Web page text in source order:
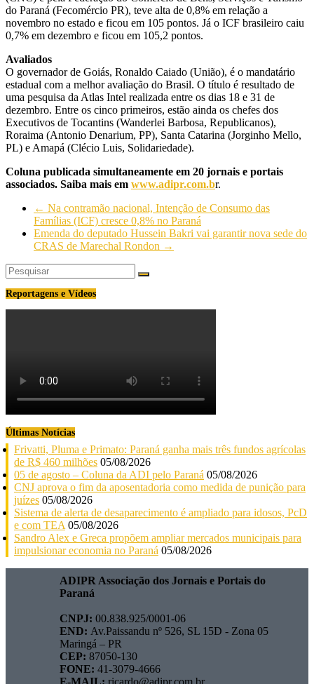
do Paraná (Fecomércio PR), teve alta de 0,8% em relação a
novembro no estado e ficou em 105 pontos. Já o ICF brasileiro caiu
0,7% em dezembro e ficou em 105,2 pontos.
Avaliados
O governador de Goiás, Ronaldo Caiado (União), é o mandatário
estadual com a melhor avaliação do Brasil. O título é resultado de
uma pesquisa da Atlas Intel realizada entre os dias 18 e 31 de
dezembro. Entre os cinco primeiros, estão ainda os chefes dos
Executivos de Tocantins (Wanderlei Barbosa, Republicanos),
Roraima (Antonio Denarium, PP), Santa Catarina (Jorginho Mello,
PL) e Amapá (Clécio Luis, Solidariedade).
Coluna publicada simultaneamente em 20 jornais e portais
associados. Saiba mais em www.adipr.com.br.
← Na contramão nacional, Intenção de Consumo das
Famílias (ICF) cresce 0,8% no Paraná
Emenda do deputado Hussein Bakri vai garantir nova sede do
CRAS de Marechal Rondon →
Reportagens e Vídeos
Últimas Notícias
Frivatti, Pluma e Primato: Paraná ganha mais três fundos agrícolas
de R$ 460 milhões 05/08/2026
05 de agosto – Coluna da ADI pelo Paraná 05/08/2026
CNJ aprova o fim da aposentadoria como medida de punição para
juízes 05/08/2026
Sistema de alerta de desaparecimento é ampliado para idosos, PcD
e com TEA 05/08/2026
Sandro Alex e Greca propõem ampliar mercados municipais para
impulsionar economia no Paraná 05/08/2026
ADIPR Associação dos Jornais e Portais do
Paraná
CNPJ: 00.838.925/0001-06
END: Av.Paissandu nº 526, SL 15D - Zona 05
Maringá – PR
CEP: 87050-130
FONE: 41-3079-4666